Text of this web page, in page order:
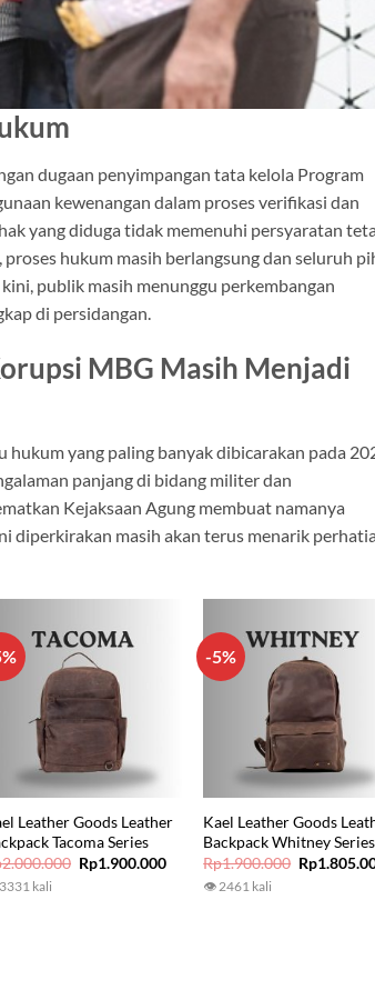
dugaan penyimpangan tata kelola Program
kewenangan dalam proses verifikasi dan
yang diduga tidak memenuhi persyaratan
hukum masih berlangsung dan seluruh
publik masih menunggu perkembangan
di persidangan.
MBG Masih Menjadi
yang paling banyak dibicarakan pada
panjang di bidang militer dan
Kejaksaan Agung membuat namanya
diperkirakan masih akan terus menarik
Leather Goods Leather
Tacoma Series
2.000.000 Original
price
Rp1.900.000Current
kali
-5%
Kael Leather Goods
Backpack Whitney Series
Rp1.900.000 Original
price
Rp
👁 2461 kali